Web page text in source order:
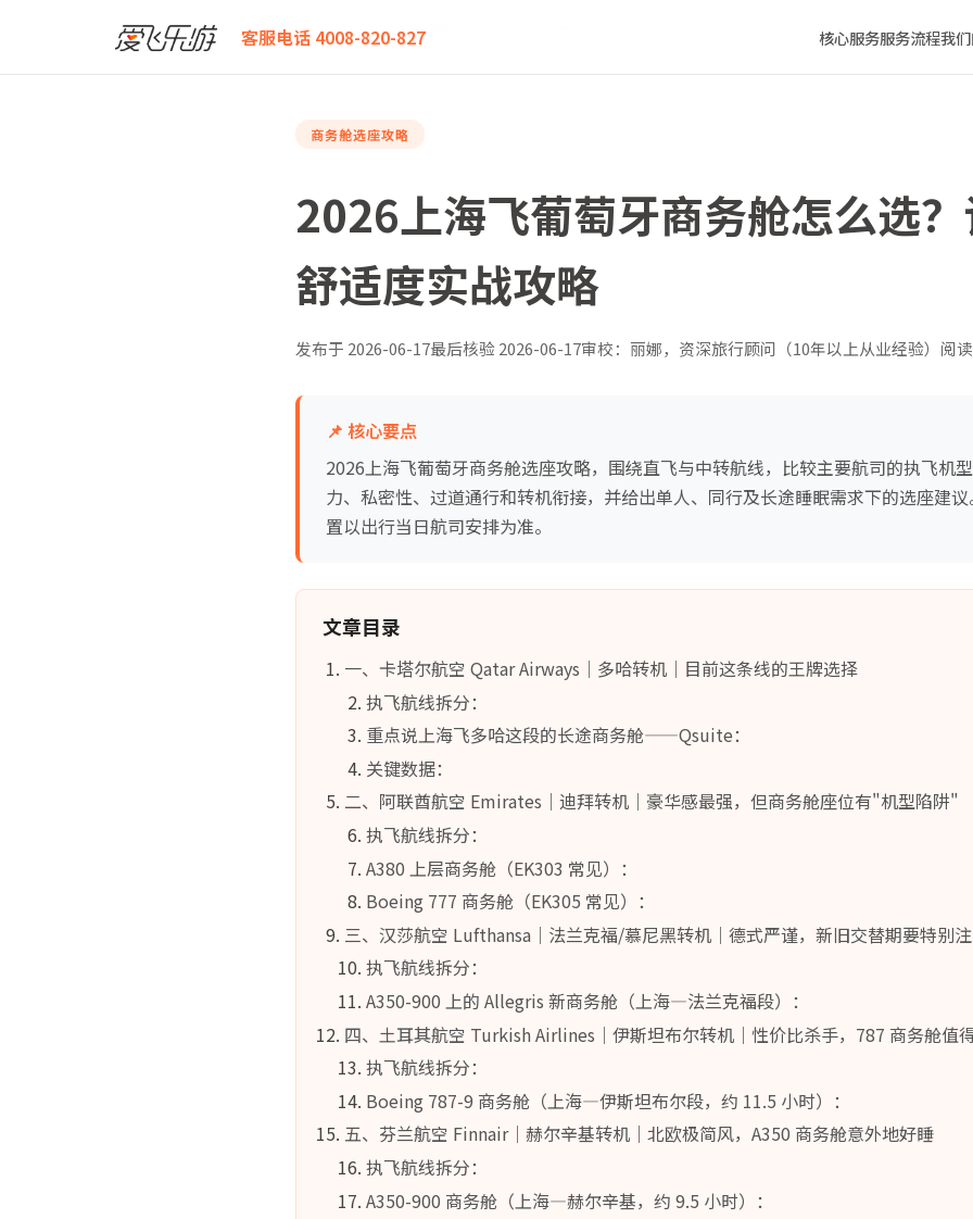
客服电话 4008-820-827 核心服务服务流程我
爱飞乐游 2026上海飞葡萄牙商务舱怎么选？详细座位舒适度实战攻略
商务舱选座攻略
2026上海飞葡萄牙商务舱怎么选
舒适度实战攻略
发布于 2026-06-17最后核验2026-06-17审校：丽娜，资深旅行顾问（10年以上从业经验） 阅
📌 核心要点
2026上海飞葡萄牙商务舱选座攻略，围绕直飞与中转航线，比较主要航司的执飞机
力、私密性、过道通行和转机衔接，并给出单人、同行及长途睡眠需求下的选座建
置以出行当日航司安排为准。
文章目录
一、卡塔尔航空 Qatar Airways｜多哈转机｜目前这条线的王牌选择
执飞航线拆分：
重点说上海飞多哈这段的长途商务舱——Qsuite：
关键数据：
二、阿联酋航空 Emirates｜迪拜转机｜豪华感最强，但商务舱座位有"机型陷阱"
执飞航线拆分：
A380 上层商务舱（EK303 常见）：
Boeing 777 商务舱（EK305 常见）：
三、汉莎航空 Lufthansa｜法兰克福/慕尼黑转机｜德式严谨，新旧交替期要特别
执飞航线拆分：
A350-900 上的 Allegris 新商务舱（上海—法兰克福段）：
四、土耳其航空 Turkish Airlines｜伊斯坦布尔转机｜性价比杀手，787 商务舱值
执飞航线拆分：
Boeing 787-9 商务舱（上海—伊斯坦布尔段，约 11.5 小时）：
五、芬兰航空 Finnair｜赫尔辛基转机｜北欧极简风，A350 商务舱意外地好睡
执飞航线拆分：
A350-900 商务舱（上海—赫尔辛基，约 9.5 小时）：